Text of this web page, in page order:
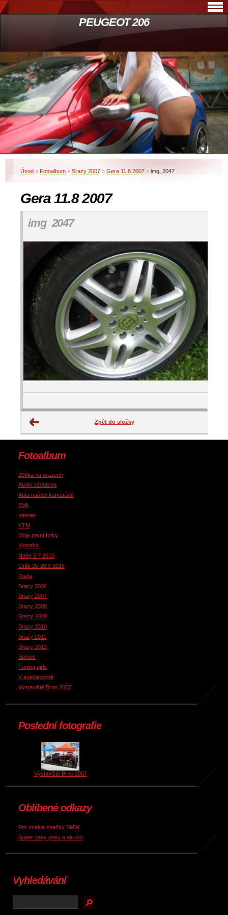
PEUGEOT 206
Úvod » Fotoalbum » Srazy 2007 » Gera 11.8 2007 » img_2047
Gera 11.8 2007
img_2047
Zpět do složky
Fotoalbum
206ka na srazech
Audio zástavba
Auta našich kamarádů
EVA
Interier
KTM
Moje první fotky
Motorka
Naše 3.7 2010
Orlík 25-28.9 2015
Pavla
Srazy 2006
Srazy 2007
Srazy 2008
Srazy 2009
Srazy 2010
Srazy 2011
Srazy 2012
Sumec
Tuning girls
V autolakovně
Výstaviště Brno 2007
Poslední fotografie
Výstaviště Brno 2007
Oblíbené odkazy
Pro znalce značky BMW
Super ceny pneu a alu kol
Vyhledávání